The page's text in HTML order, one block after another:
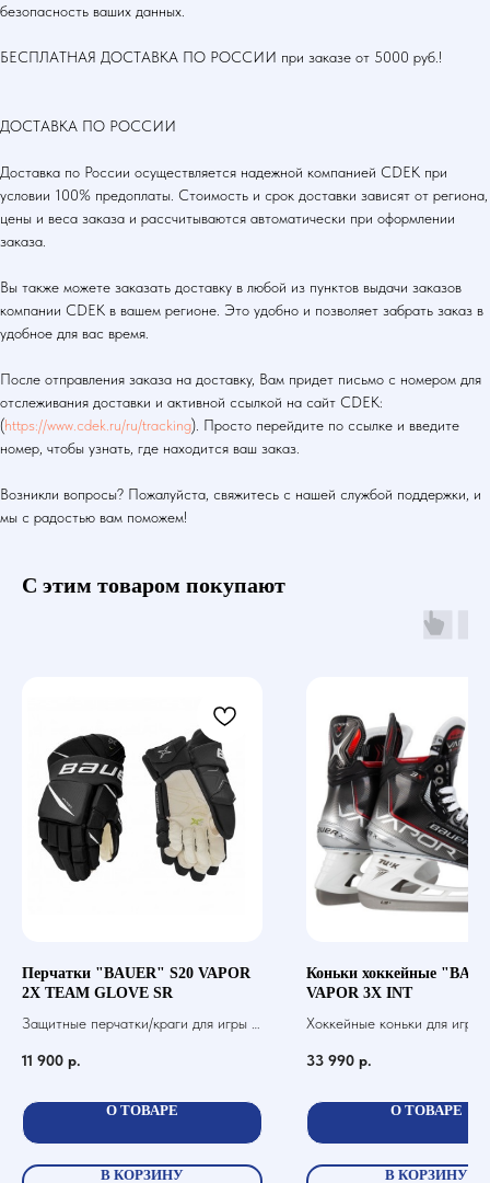
безопасность ваших данных.
БЕСПЛАТНАЯ ДОСТАВКА ПО РОССИИ при заказе от 5000 руб.!
ДОСТАВКА ПО РОССИИ
Доставка по России осуществляется надежной компанией CDEK при
условии 100% предоплаты. Стоимость и срок доставки зависят от региона,
цены и веса заказа и рассчитываются автоматически при оформлении
заказа.
Вы также можете заказать доставку в любой из пунктов выдачи заказов
компании CDEK в вашем регионе. Это удобно и позволяет забрать заказ в
удобное для вас время.
После отправления заказа на доставку, Вам придет письмо с номером для
отслеживания доставки и активной ссылкой на сайт CDEK:
(https://www.cdek.ru/ru/tracking). Просто перейдите по ссылке и введите
номер, чтобы узнать, где находится ваш заказ.
Возникли вопросы? Пожалуйста, свяжитесь с нашей службой поддержки, и
мы с радостью вам поможем!
С этим товаром покупают
Перчатки "BAUER" S20 VAPOR
2X TEAM GLOVE SR
Защитные перчатки/краги для игры в
11 900 р.
О ТОВАРЕ
В КОРЗИНУ
Коньки хоккейные
VAPOR 3X INT
Хоккейные коньки для игры
33 990 р.
О ТОВАРЕ
В КОРЗИНУ